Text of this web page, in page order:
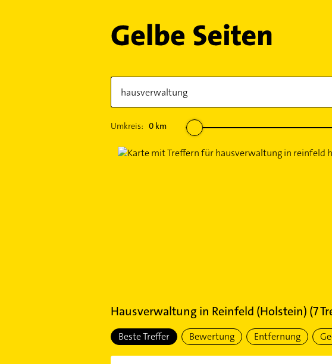
Umkreis: 0km
Hausverwaltung in Reinfeld (Holstein) (7
Beste Treffer Bewertung Entfernung